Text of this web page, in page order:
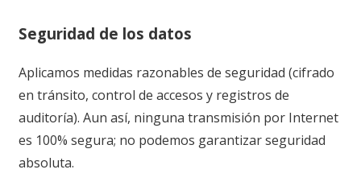
Seguridad de los datos
Aplicamos medidas razonables de seguridad (cifrado
en tránsito, control de accesos y registros de
auditoría). Aun así, ninguna transmisión por Internet
es 100% segura; no podemos garantizar seguridad
absoluta.